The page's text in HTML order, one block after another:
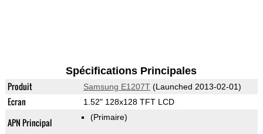
Spécifications Principales
Produit Samsung E1207T(Launched 2013-02-01)
Ecran 1.52" 128x128 TFT LCD
APN Principal (Primaire)